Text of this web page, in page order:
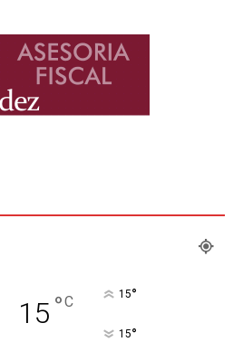
15 °C 15°
15°